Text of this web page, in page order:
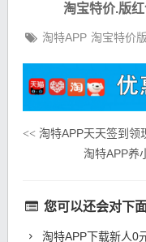
淘宝特价.版
淘特APP 淘宝特价版
<<淘特APP天天签到领
淘特APP养
您可以还会对下
淘特APP下载新人0